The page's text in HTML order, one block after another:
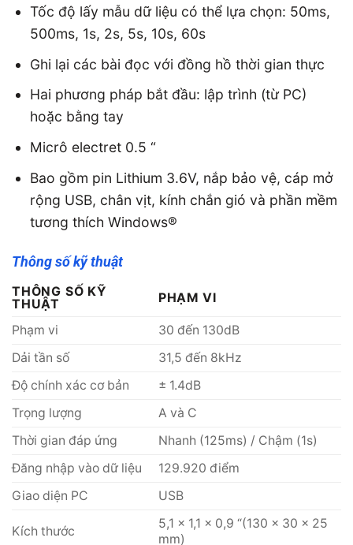
Tốc độ lấy mẫu dữ liệu có thể lựa chọn: 50ms,
500ms, 1s, 2s, 5s, 10s, 60s
Ghi lại các bài đọc với đồng hồ thời gian thực
Hai phương pháp bắt đầu: lập trình (từ PC)
hoặc bằng tay
Micrô electret 0.5 “
Bao gồm pin Lithium 3.6V, nắp bảo vệ, cáp mở
rộng USB, chân vịt, kính chắn gió và phần mềm
tương thích Windows®
Thông số kỹ thuật
THÔNG SỐ KỸ
THUẬT
PHẠM VI
Phạm vi
30 đến 130dB
Dải tần số
31,5 đến 8kHz
Độ chính xác cơ bản
± 1.4dB
Trọng lượng
A và C
Thời gian đáp ứng
Nhanh (125ms) / Chậm (1s)
Đăng nhập vào dữ liệu
129.920 điểm
Giao diện PC
USB
Kích thước
5,1 x 1,1 x 0,9 “(130 x 30 x 25
mm)